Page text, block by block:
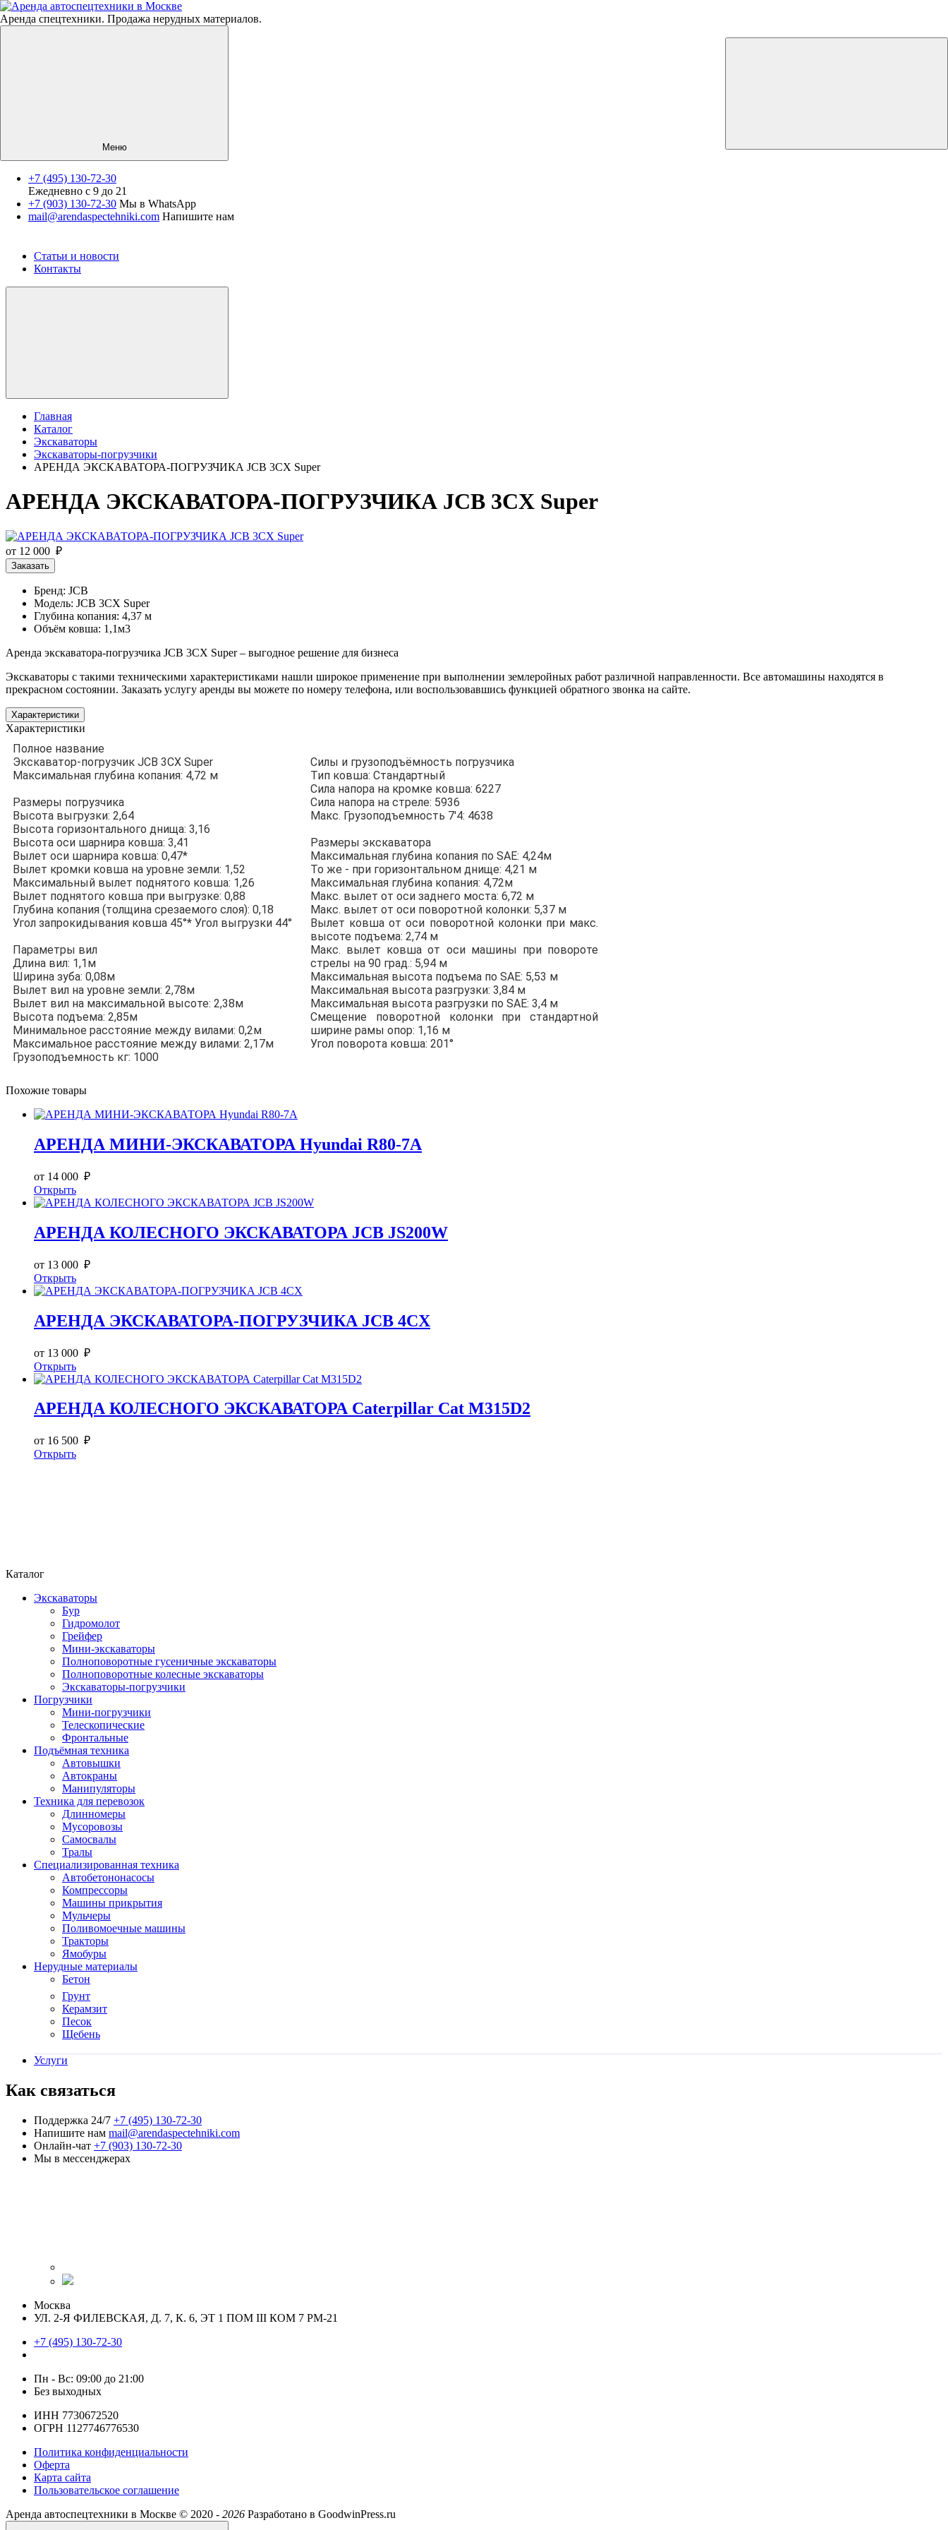
Аренда спецтехники. Продажа нерудных материалов.
Меню
+7 (495) 130-72-30
Ежедневно с 9 до 21
+7 (903) 130-72-30 Мы в WhatsApp
mail@arendaspectehniki.com Напишите нам
Нерудные материалы
Статьи и новости
Контакты
Главная
Каталог
Экскаваторы
Экскаваторы-погрузчики
АРЕНДА ЭКСКАВАТОРА-ПОГРУЗЧИКА JCB 3CX Super
АРЕНДА ЭКСКАВАТОРА-ПОГРУЗЧИКА JCB 3CX Super
от 12 000 ₽
Заказать
Бренд: JCB
Модель: JCB 3CX Super
Глубина копания: 4,37 м
Объём ковша: 1,1м3
Аренда экскаватора-погрузчика JCB 3CX Super – выгодное решение для бизнеса
Экскаваторы с такими техническими характеристиками нашли широкое применение при выполнении землеройных работ различной направленности. Все автомашины находятся в
прекрасном состоянии. Заказать услугу аренды вы можете по номеру телефона, или воспользовавшись функцией обратного звонка на сайте.
Характеристики
Характеристики
Полное название
Экскаватор-погрузчик JCB 3CX Super
Максимальная глубина копания: 4,72 м
Размеры погрузчика
Высота выгрузки: 2,64
Высота горизонтального днища: 3,16
Высота оси шарнира ковша: 3,41
Вылет оси шарнира ковша: 0,47*
Вылет кромки ковша на уровне земли: 1,52
Максимальный вылет поднятого ковша: 1,26
Вылет поднятого ковша при выгрузке: 0,88
Глубина копания (толщина срезаемого слоя): 0,18
Угол запрокидывания ковша 45°* Угол выгрузки 44°
Параметры вил
Длина вил: 1,1м
Ширина зуба: 0,08м
Вылет вил на уровне земли: 2,78м
Вылет вил на максимальной высоте: 2,38м
Высота подъема: 2,85м
Минимальное расстояние между вилами: 0,2м
Максимальное расстояние между вилами: 2,17м
Грузоподъемность кг: 1000
Силы и грузоподъёмность погрузчика
Тип ковша: Стандартный
Сила напора на кромке ковша: 6227
Сила напора на стреле: 5936
Макс. Грузоподъемность 7'4: 4638
Размеры экскаватора
Максимальная глубина копания по SAE: 4,24м
То же - при горизонтальном днище: 4,21 м
Максимальная глубина копания: 4,72м
Макс. вылет от оси заднего моста: 6,72 м
Макс. вылет от оси поворотной колонки: 5,37 м
Вылет ковша от оси поворотной колонки при макс.
высоте подъема: 2,74 м
Макс. вылет ковша от оси машины при повороте
стрелы на 90 град.: 5,94 м
Максимальная высота подъема по SAE: 5,53 м
Максимальная высота разгрузки: 3,84 м
Максимальная высота разгрузки по SAE: 3,4 м
Cмещение поворотной колонки при стандартной
ширине рамы опор: 1,16 м
Угол поворота ковша: 201°
Похожие товары
АРЕНДА МИНИ-ЭКСКАВАТОРА Hyundai R80-7A
от 14 000 ₽
Открыть
АРЕНДА КОЛЕСНОГО ЭКСКАВАТОРА JCB JS200W
от 13 000 ₽
Открыть
АРЕНДА ЭКСКАВАТОРА-ПОГРУЗЧИКА JCB 4CX
от 13 000 ₽
Открыть
АРЕНДА КОЛЕСНОГО ЭКСКАВАТОРА Caterpillar Cat M315D2
от 16 500 ₽
Открыть
Каталог
Нерудные материалы
Бетон
Грунт
Керамзит
Песок
Щебень
Погрузчики
Мини-погрузчики
Телескопические
Фронтальные
Подъёмная техника
Автовышки
Автокраны
Манипуляторы
Специализированная техника
Автобетононасосы
Компрессоры
Машины прикрытия
Мульчеры
Поливомоечные машины
Тракторы
Ямобуры
Техника для перевозок
Длинномеры
Мусоровозы
Самосвалы
Тралы
Услуги
Экскаваторы
Бур
Гидромолот
Грейфер
Мини-экскаваторы
Полноповоротные гусеничные экскаваторы
Полноповоротные колесные экскаваторы
Экскаваторы-погрузчики
Как связаться
Поддержка 24/7 +7 (495) 130-72-30
Напишите нам mail@arendaspectehniki.com
Онлайн-чат +7 (903) 130-72-30
Мы в мессенджерах
Москва
УЛ. 2-Я ФИЛЕВСКАЯ, Д. 7, К. 6, ЭТ 1 ПОМ III КОМ 7 РМ-21
+7 (495) 130-72-30
Пн - Вс: 09:00 до 21:00
Без выходных
ИНН 7730672520
ОГРН 1127746776530
Политика конфиденциальности
Оферта
Карта сайта
Пользовательское соглашение
Аренда автоспецтехники в Москве © 2020 - 2026 Разработано в GoodwinPress.ru